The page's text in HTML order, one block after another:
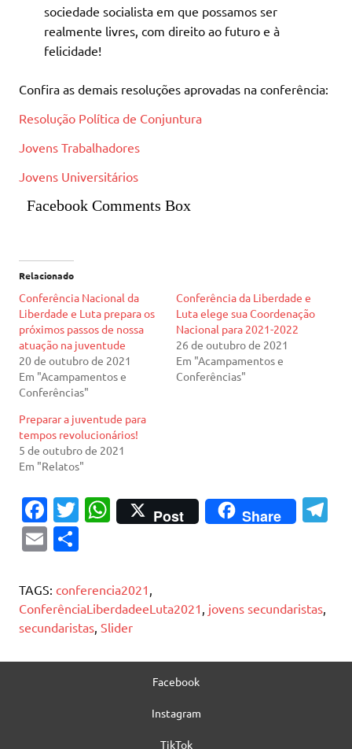
sociedade socialista em que possamos ser
realmente livres, com direito ao futuro e à
felicidade!
Confira as demais resoluções aprovadas na conferência:
Resolução Política de Conjuntura
Jovens Trabalhadores
Jovens Universitários
Facebook Comments Box
Relacionado
Conferência Nacional da
Liberdade e Luta prepara os
próximos passos de nossa
atuação na juventude
20 de outubro de 2021
Em "Acampamentos e
Conferências"
Conferência da Liberdade e
Luta elege sua Coordenação
Nacional para 2021-2022
26 de outubro de 2021
Em "Acampamentos e
Conferências"
Preparar a juventude para
tempos revolucionários!
5 de outubro de 2021
Em "Relatos"
Fa
c
e
b
o
o
k
T
te
r
W
s
A
p
p
Post Share
E
ai
l
ar
e
TAGS: conferencia2021 ,
ConferênciaLiberdadeeLuta2021 , jovens secundaristas,
secundaristas, Slider
Facebook
Instagram
TikTok